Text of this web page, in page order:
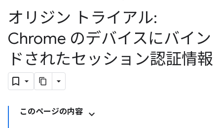
オリジン トライアル:
Chrome のデバイスにバイン
ドされたセッション認証情報
このページの内容